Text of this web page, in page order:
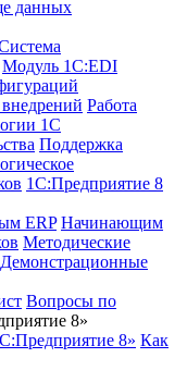
данных
Модуль 1C:EDI
Работа
1С
Поддержка
1С:Предприятие 8
ERP Начинающим
Методические
Демонстрационные
Вопросы по
8»
8» Как